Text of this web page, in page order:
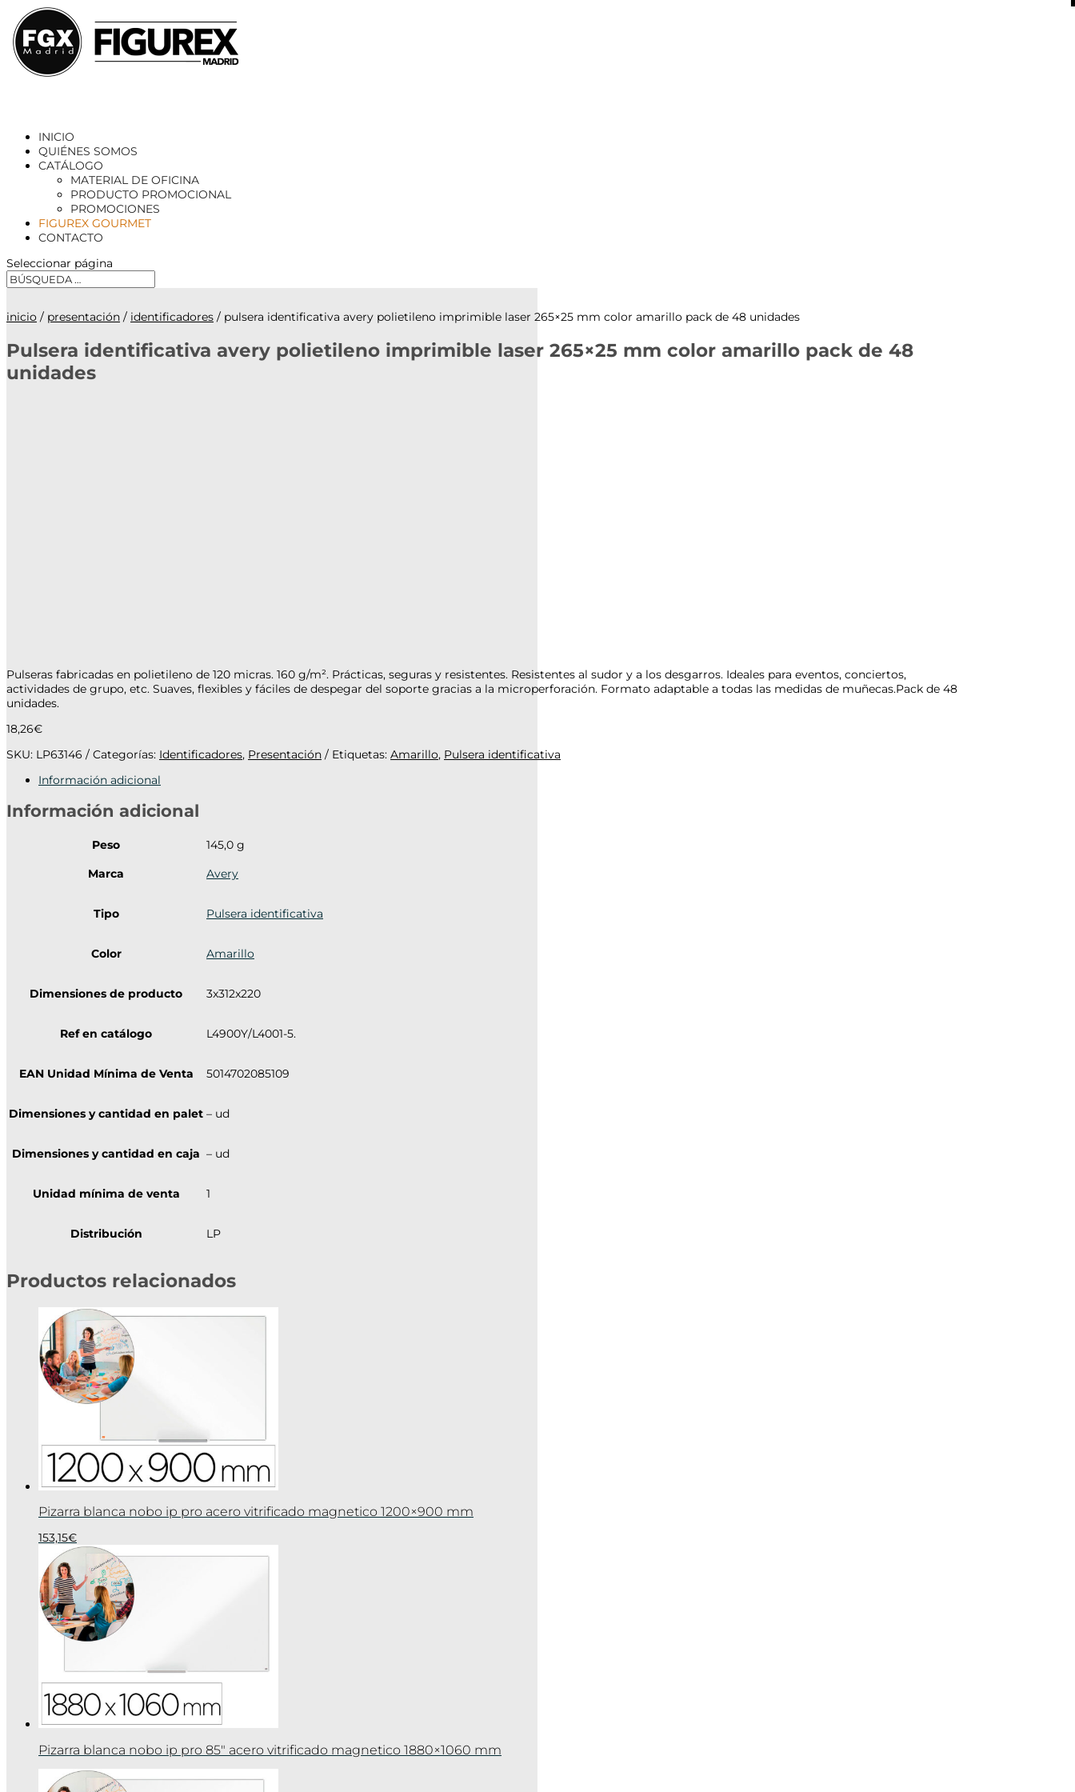
INICIO
QUIÉNES SOMOS
CATÁLOGO
MATERIAL DE OFICINA
PRODUCTO PROMOCIONAL
PROMOCIONES
FIGUREX GOURMET
CONTACTO
Seleccionar página
inicio / presentación / identificadores / pulsera identificativa avery polietileno imprimible laser 265×25 mm color amarillo pack de 48 unidades
Pulsera identificativa avery polietileno imprimible laser 265×25 mm color amarillo pack de 48
unidades
Pulseras fabricadas en polietileno de 120 micras. 160 g/m². Prácticas, seguras y resistentes. Resistentes al sudor y a los desgarros. Ideales para eventos, conciertos,
actividades de grupo, etc. Suaves, flexibles y fáciles de despegar del soporte gracias a la microperforación. Formato adaptable a todas las medidas de muñecas.Pack de 48
unidades.
18,26€
SKU: LP63146 Categorías: Identificadores, Presentación Etiquetas: Amarillo, Pulsera identificativa
Información adicional
Información adicional
Peso
145,0 g
Marca
Avery
Tipo Pulsera identificativa
Color Amarillo
Dimensiones de producto 3x312x220
Ref en catálogo L4900Y/L4001-5.
EAN Unidad Mínima de Venta 5014702085109
Dimensiones y cantidad en palet – ud
Dimensiones y cantidad en caja – ud
Unidad mínima de venta 1
Distribución LP
Productos relacionados
Pizarra blanca nobo ip pro acero vitrificado magnetico 1200×900 mm
153,15€
Pizarra blanca nobo ip pro 85″ acero vitrificado magnetico 1880×1060 mm